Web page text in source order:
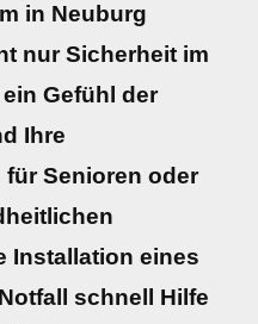
in Neuburg
nur Sicherheit im
Gefühl der
Ihre
Senioren oder
Installation eines
schnell Hilfe